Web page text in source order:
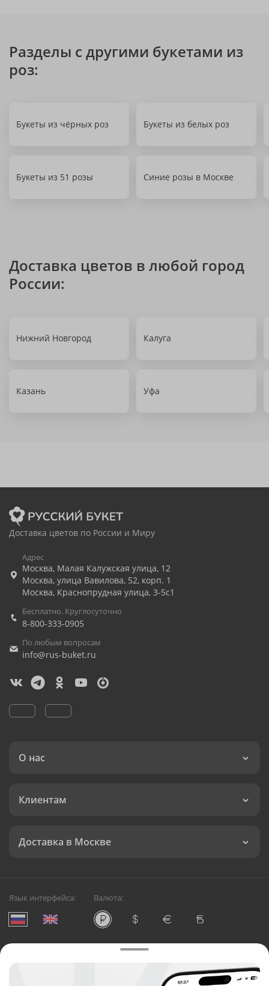
Разделы с другими букетами из
роз:
Букеты из чёрных роз Букеты из белых роз
Букеты из 51 розы Синие розы в Москве
Доставка цветов в любой город
России:
Нижний Новгород Калуга
Казань Уфа
Доставка цветов по России и Миру
Адрес
Москва, Малая Калужская улица, 12
Москва, улица Вавилова, 52, корп. 1
Москва, Краснопрудная улица, 3-5с1
Бесплатно. Круглосуточно
8-800-333-0905
По любым вопросам
info@rus-buket.ru
О нас
Клиентам
Доставка в Москве
Язык интерфейса: Валюта:
Служба круглосуточной доставки цветов в Москве
Русский Букет, 2026